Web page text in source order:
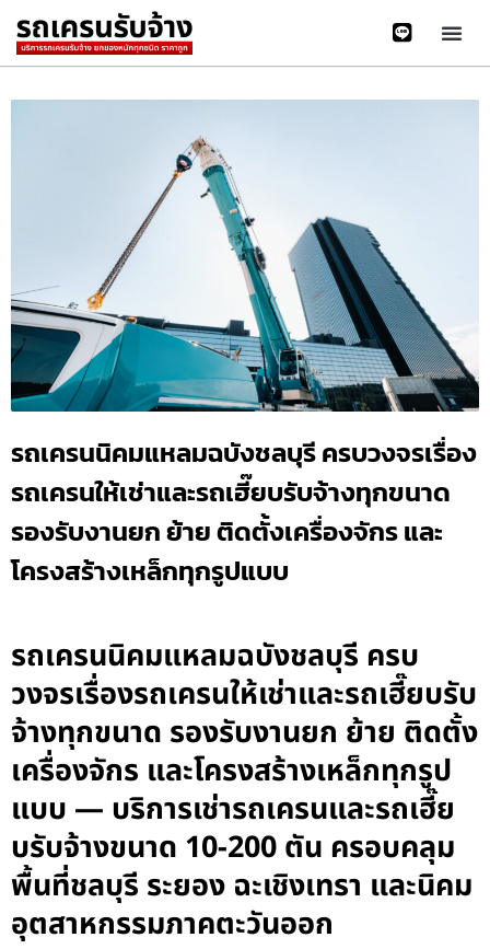
รถเครนนิคมแหลมฉบังชลบุรี ครบวงจรเรื่อง
รถเครนให้เช่าและรถเฮี๊ยบรับจ้างทุกขนาด
รองรับงานยก ย้าย ติดตั้งเครื่องจักร และ
โครงสร้างเหล็กทุกรูปแบบ
รถเครนนิคมแหลมฉบังชลบุรี ครบ
วงจรเรื่องรถเครนให้เช่าและรถเฮี๊ยบรับ
จ้างทุกขนาด รองรับงานยก ย้าย ติดตั้ง
เครื่องจักร และโครงสร้างเหล็กทุกรูป
แบบ — บริการเช่ารถเครนและรถเฮี๊ย
บรับจ้างขนาด 10-200 ตัน ครอบคลุม
พื้นที่ชลบุรี ระยอง ฉะเชิงเทรา และนิคม
อุตสาหกรรมภาคตะวันออก